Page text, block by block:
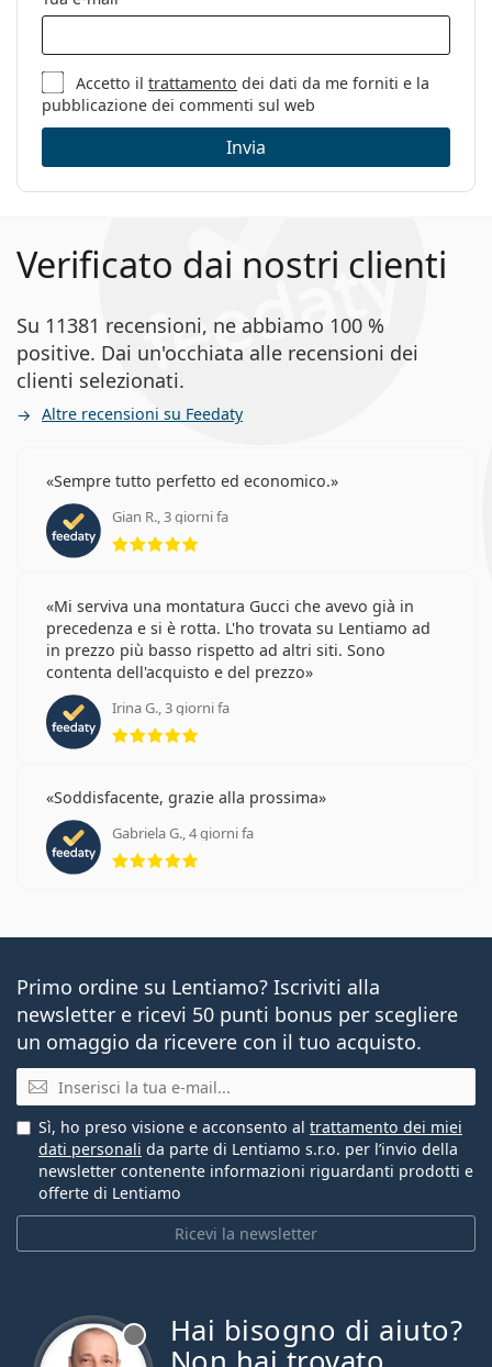
Accetto iltrattamento dei dati da me forniti e la
pubblicazione dei commenti sul web
Invia
Verificato dai nostri clienti
Su 11381 recensioni, ne abbiamo 100 %
positive. Dai un'occhiata alle recensioni dei
clienti selezionati.
Altre recensioni su Feedaty
Sempre tutto perfetto ed economico.
Gian R., 3 giorni fa
Mi serviva una montatura Gucci che avevo già in
precedenza e si è rotta. L'ho trovata su Lentiamo ad
in prezzo più basso rispetto ad altri siti. Sono
contenta dell'acquisto e del prezzo
Irina G., 3 giorni fa
Soddisfacente, grazie alla prossima
Gabriela G., 4 giorni fa
valutazione 5 di 5
Primo ordine su Lentiamo? Iscriviti alla
newsletter e ricevi 50 punti bonus per scegliere
un omaggio da ricevere con il tuo acquisto.
E-mail
Ricevi la newsletter
Sì, ho preso visione e acconsento al trattamento dei miei
dati personali da parte di Lentiamo s.r.o. per l’invio della
newsletter contenente informazioni riguardanti prodotti e
offerte di Lentiamo
Hai bisogno di aiuto?